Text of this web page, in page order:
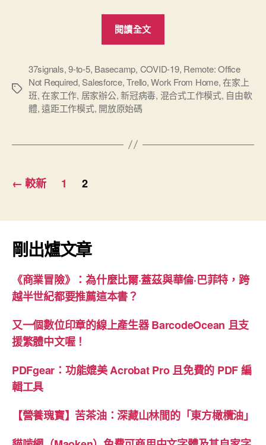
閱讀全文
距
工
作」”
標
37signals,9-to-5, Basecamp, COVID-19, Remote: Office
Not Required,Salesforce,Trello,Work From Home,在家上
班,在家工作, 居家辦公,新冠病毒, 混合式工作模式, 自由軟
體,遠距工作模式, 開放原始碼
文
章
分
頁
← 較新 1 2
剛出爐文章
《商業冒險》：為什麼比爾·蓋茲與華倫·巴菲特，跨
越半世紀都要推薦這本書？
又一個數位印章的線上產生器 BarcodeOcean 且支
援繁體中文喔！
PDFgear：功能媲美 Acrobat Pro 且免費的 PDF 編
輯工具
【營養瑰寶】苦茶油：深藏山林間的「東方橄欖油」